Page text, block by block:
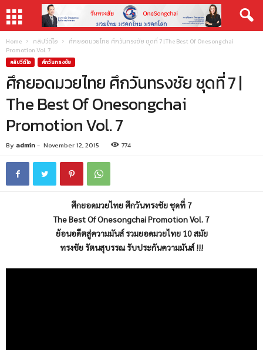
Home คลิปวีดีโอ
ศึกยอดมวยไทย ศึกวันทรงชัย ชุดที่ 7 | The Best Of Onesongchai
Promotion Vol. 7
คลิปวีดีโอ ศึกวันทรงชัย
ศึกยอดมวยไทย ศึกวันทรงชัย ชุดที่ 7 |
The Best Of Onesongchai
Promotion Vol. 7
By admin- November 12, 2015 774
ศึกยอดมวยไทย ศึกวันทรงชัย ชุดที่ 7
The Best Of Onesongchai Promotion Vol. 7
ย้อนอดีตสู่ความมันส์ รวมยอดมวยไทย 10 สมัย
ทรงชัย รัตนสุบรรณ รับประกันความมันส์ !!!